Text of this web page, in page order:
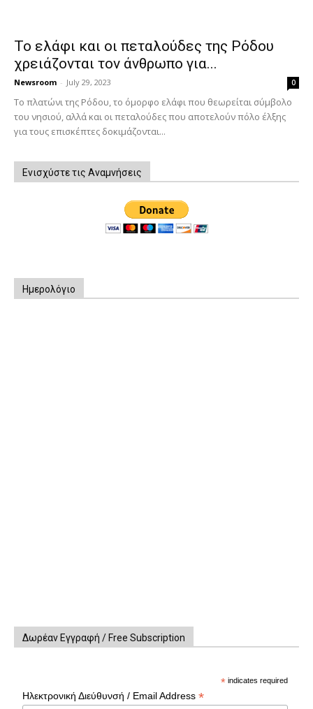
Το ελάφι και οι πεταλούδες της Ρόδου
χρειάζονται τον άνθρωπο για...
Newsroom - July 29, 2023 0
Το πλατώνι της Ρόδου, το όμορφο ελάφι που θεωρείται σύμβολο
του νησιού, αλλά και οι πεταλούδες που αποτελούν πόλο έλξης
για τους επισκέπτες δοκιμάζονται...
Ενισχύστε τις Αναμνήσεις
Ημερολόγιο
Δωρέαν Εγγραφή / Free Subscription
* indicates required
Ηλεκτρονική Διεύθυνσή / Email Address*